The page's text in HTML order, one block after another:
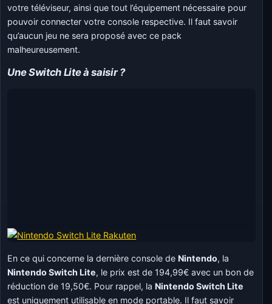
votre téléviseur, ainsi que tout l’équipement nécessaire pour
pouvoir connecter votre console respective. Il faut savoir
qu’aucun jeu ne sera proposé avec ce pack
malheureusement.
Une Switch Lite à saisir ?
En ce qui concerne la dernière console de Nintendo, la
Nintendo Switch Lite, le prix est de 194,99€ avec un bon de
réduction de 19,50€. Pour rappel, la Nintendo Switch Lite
est uniquement utilisable en mode portable. Il faut savoir